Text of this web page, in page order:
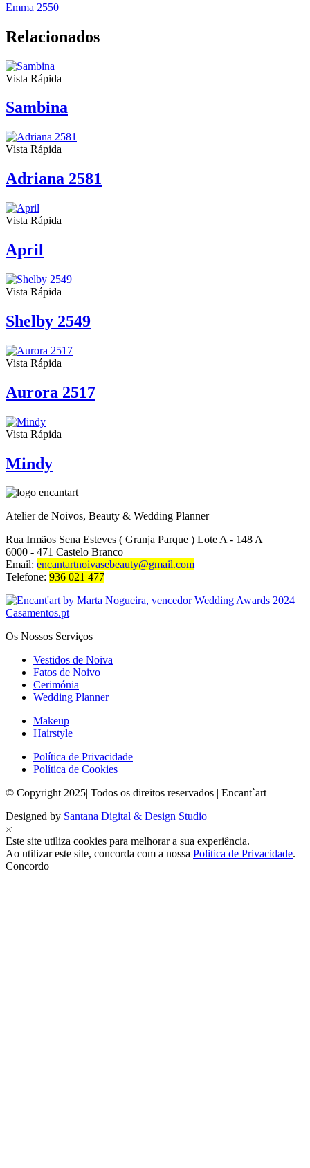
Emma 2550
Relacionados
Vista Rápida
Sambina
Vista Rápida
Adriana 2581
Vista Rápida
April
Vista Rápida
Shelby 2549
Vista Rápida
Aurora 2517
Vista Rápida
Mindy
Atelier de Noivos, Beauty & Wedding Planner
Rua Irmãos Sena Esteves ( Granja Parque ) Lote A - 148 A
6000 - 471 Castelo Branco
Email: encantartnoivasebeauty@gmail.com
Telefone: 936 021 477
Os Nossos Serviços
Vestidos de Noiva
Fatos de Noivo
Cerimónia
Wedding Planner
Makeup
Hairstyle
Política de Privacidade
Política de Cookies
© Copyright 2025| Todos os direitos reservados | Encant`art
Designed by Santana Digital & Design Studio
Este site utiliza cookies para melhorar a sua experiência.
Ao utilizar este site, concorda com a nossa Politica de Privacidade.
Concordo